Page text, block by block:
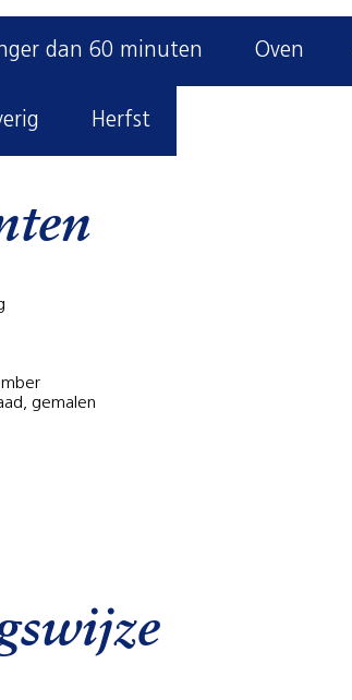
dan 60 minuten Oven
Herfst
gemalen